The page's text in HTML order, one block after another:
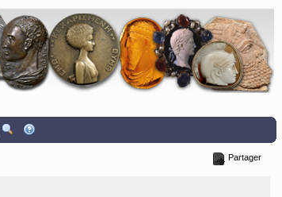
Partager